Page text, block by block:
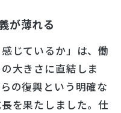
が薄れる
じているか」は、働
大きさに直結しま
の復興という明確な
を果たしました。仕